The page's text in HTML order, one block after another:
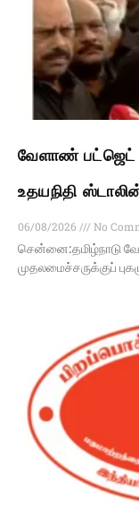
வேளாண் பட்ஜெட்
உதயநிதி
06/08/2026
No
சென்னை:தமிழ்நாடு
முதலமைச்சருக்குப்